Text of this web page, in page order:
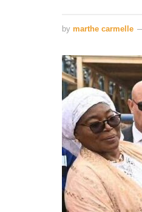
by marthe carmelle